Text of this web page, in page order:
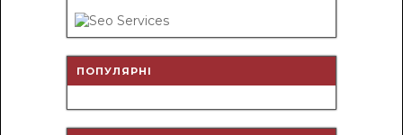
ПОПУЛЯРНІ